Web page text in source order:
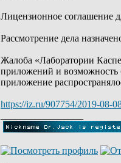
Лицензионное соглашение
Рассмотрение дела
Жалоба «Лаборатории
приложений и возможность
приложение
https://iz.ru/907754/2019-08-